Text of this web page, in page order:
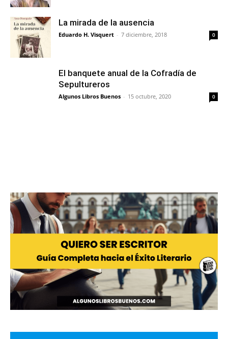
La mirada de la ausencia
Eduardo H. Visquert - 7 diciembre, 2018 0
El banquete anual de la Cofradía de
Sepultureros
Algunos Libros Buenos - 15 octubre, 2020 0